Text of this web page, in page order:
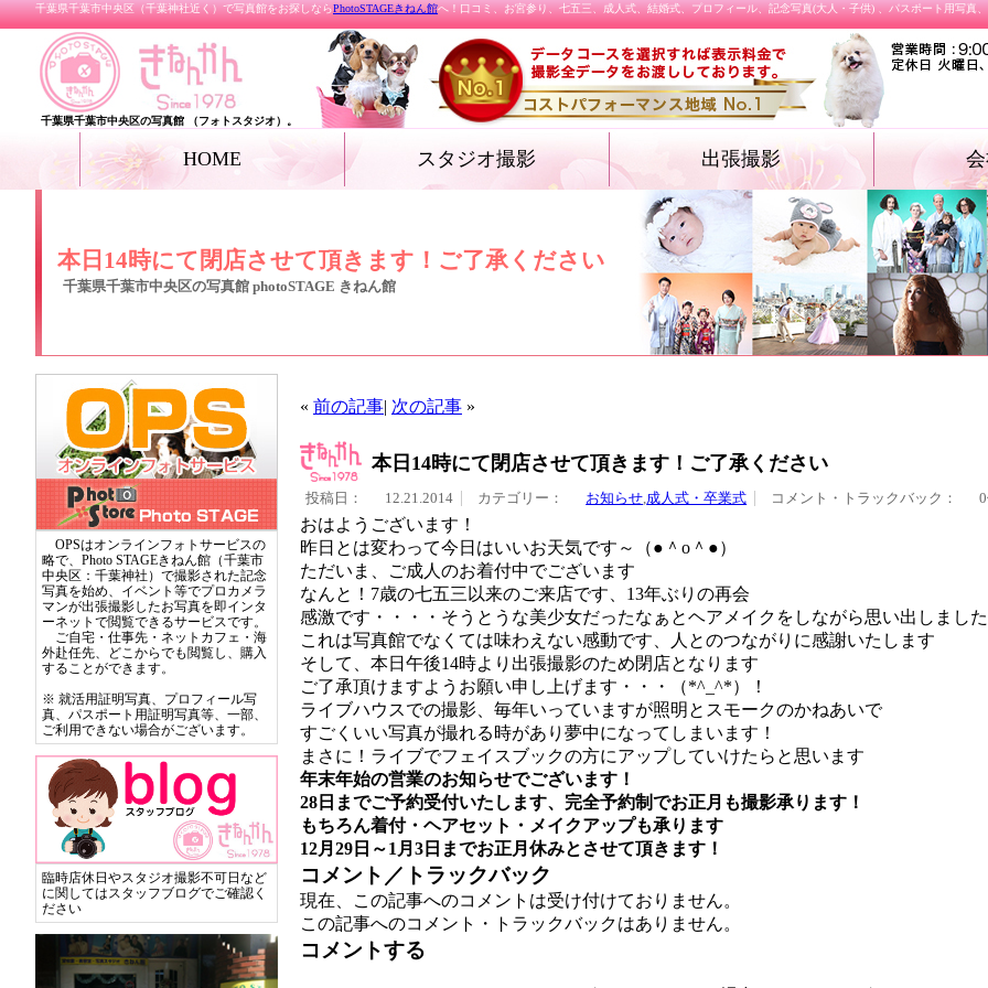
千葉県千葉市中央区（千葉神社近く）で写真館をお探しならPhotoSTAGEきねん館へ！口コミ、お宮参り、七五三、成人式、結婚式、プロフィール、記念写真(大人・子供) 、パスポート用写真
千葉県千葉市中央区の写真館 （フォトスタジオ）。
HOME スタジオ撮影 出張撮影
結婚式
施設撮影（入園式・入学式ほか）
飲食店メニュー
本日14時にて閉店させて頂きます！ご了承ください
千葉県千葉市中央区の写真館 photoSTAGE きねん館
OPSはオンラインフォトサービスの
略で、Photo STAGEきねん館（千葉市
中央区：千葉神社）で撮影された記念
写真を始め、イベント等でプロカメラ
マンが出張撮影したお写真を即インタ
ーネットで閲覧できるサービスです。
ご自宅・仕事先・ネットカフェ・海
外赴任先、どこからでも閲覧し、購入
することができます。
※ 就活用証明写真、プロフィール写
真、パスポート用証明写真等、一部、
ご利用できない場合がございます。
臨時店休日やスタジオ撮影不可日など
に関してはスタッフブログでご確認く
ださい
« 前の記事| 次の記事 »
本日14時にて閉店させて頂きます！ご了承ください
投稿日： 12.21.2014 カテゴリー： お知らせ,成人式・卒業式 コメント・トラックバック：
おはようございます！
昨日とは変わって今日はいいお天気です～（●＾o＾●）
ただいま、ご成人のお着付中でございます
なんと！7歳の七五三以来のご来店です、13年ぶりの再会
感激です・・・・そうとうな美少女だったなぁとヘアメイクをしながら思い出しました
これは写真館でなくては味わえない感動です、人とのつながりに感謝いたします
そして、本日午後14時より出張撮影のため閉店となります
ご了承頂けますようお願い申し上げます・・・（*^_^*）！
ライブハウスでの撮影、毎年いっていますが照明とスモークのかねあいで
すごくいい写真が撮れる時があり夢中になってしまいます！
まさに！ライブでフェイスブックの方にアップしていけたらと思います
年末年始の営業のお知らせでございます！
28日までご予約受付いたします、完全予約制でお正月も撮影承ります！
もちろん着付・ヘアセット・メイクアップも承ります
12月29日～1月3日までお正月休みとさせて頂きます！
コメント／トラックバック
現在、この記事へのコメントは受け付けておりません。
この記事へのコメント・トラックバックはありません。
コメントする